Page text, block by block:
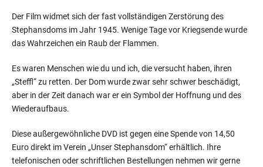
Der Film widmet sich der fast vollständigen Zerstörung des
Stephansdoms im Jahr 1945. Wenige Tage vor Kriegsende wurde
das Wahrzeichen ein Raub der Flammen.
Es waren Menschen wie du und ich, die versucht haben, ihren
„Steffl“ zu retten. Der Dom wurde zwar sehr schwer beschädigt,
aber in der Zeit danach war er ein Symbol der Hoffnung und des
Wiederaufbaus.
Diese außergewöhnliche DVD ist gegen eine Spende von 14,50
Euro direkt im Verein „Unser Stephansdom“ erhältlich. Ihre
telefonischen oder schriftlichen Bestellungen nehmen wir gerne